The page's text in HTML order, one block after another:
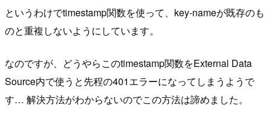
というわけでtimestamp関数を使って、key-nameが既存のも
のと重複しないようにしています。
なのですが、どうやらこのtimestamp関数をExternal Data
Source内で使うと先程の401エラーになってしまうようで
す… 解決方法がわからないのでこの方法は諦めました。